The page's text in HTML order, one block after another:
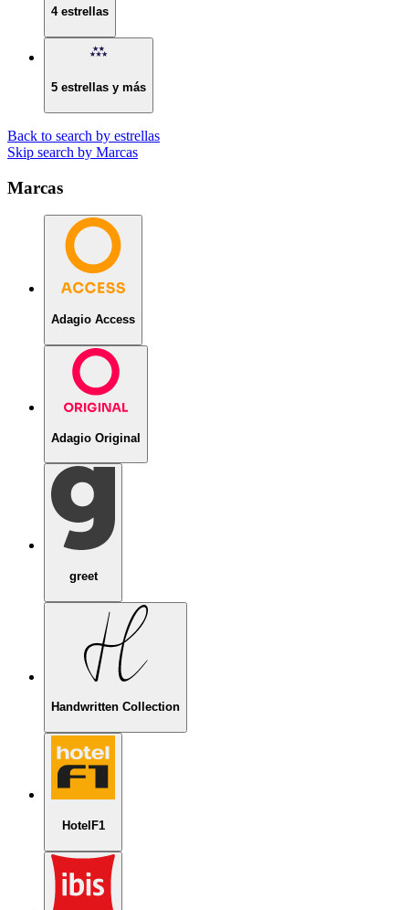
4 estrellas
5 estrellas y más
Back to search by estrellas
Skip search by Marcas
Marcas
Adagio Access
Adagio Original
greet
Handwritten Collection
HotelF1